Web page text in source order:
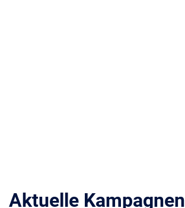
Aktuelle Kampagnen